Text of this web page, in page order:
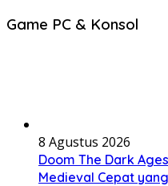
Game PC & Konsol
8 Agustus 2026
Doom The Dark
Medieval Cepat